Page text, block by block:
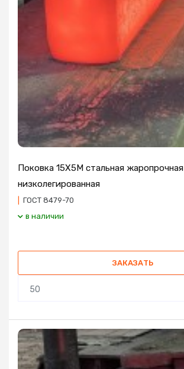
Поковка 15Х5М стальная жаропрочная
низколегированная
ГОСТ 8479-70
в наличии
ЗАКАЗАТЬ
50